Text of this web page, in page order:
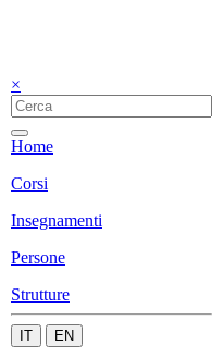
×
Home
Corsi
Insegnamenti
Persone
Strutture
IT EN